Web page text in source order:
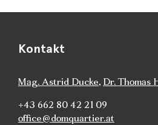
Kontakt
Mag. Astrid Ducke, Dr. Thomas
+43 662 80 42 21 09
office@domquartier.at